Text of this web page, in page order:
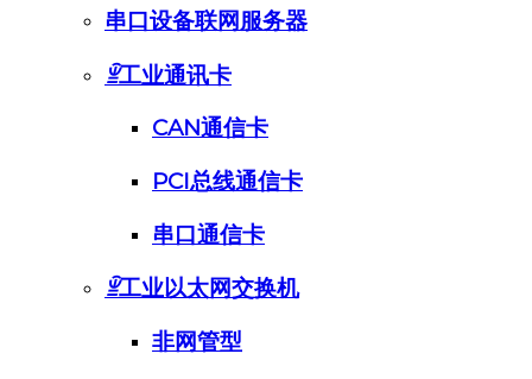
串口设备联网服务器
ꁇ工业通讯卡
CAN通信卡
PCI总线通信卡
串口通信卡
ꁇ工业以太网交换机
非网管型